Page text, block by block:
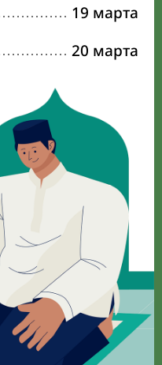
19 марта
20 марта